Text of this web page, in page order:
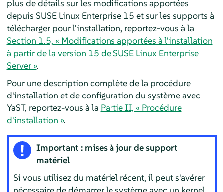
plus de détails sur les modifications apportées
depuis SUSE Linux Enterprise 15 et sur les supports à
télécharger pour l'installation, reportez-vous à la
Section 1.5, « Modifications apportées à l'installation
à partir de la version 15 de SUSE Linux Enterprise
Server ».
Pour une description complète de la procédure
d'installation et de configuration du système avec
YaST, reportez-vous à la Partie II, « Procédure
d'installation ».
Important : mises à jour de support
matériel
Si vous utilisez du matériel récent, il peut s'avérer